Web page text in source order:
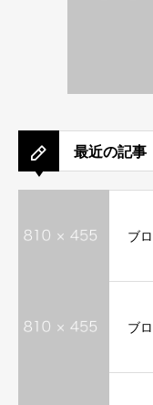
最近の記事
ブ
ブ